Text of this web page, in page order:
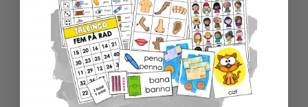
ESCAPE ROOMS
UPPGIFTSKORT SVENSKA
NIVÅINDELADE LÄSTEXTER
LÄSKORT FAKTA
VI SKRIVER
SPRÅKSPIRALEN
MATTESPIRALEN